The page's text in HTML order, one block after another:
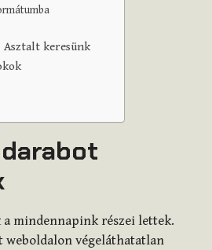
Asztalt keresünk
a mindennapink részei lettek.
weboldalon végeláthatatlan